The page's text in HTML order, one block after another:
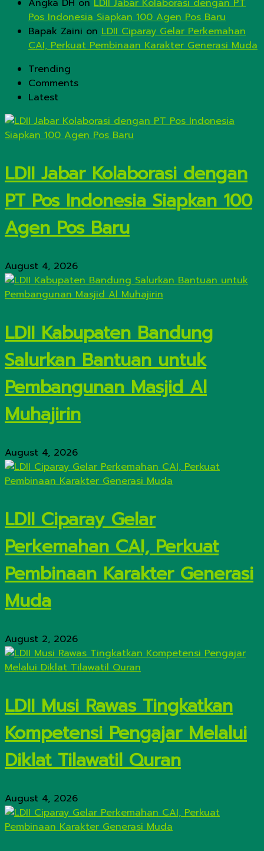
Angka DH on LDII Jabar Kolaborasi dengan PT
Pos Indonesia Siapkan 100 Agen Pos Baru
Bapak Zaini on LDII Ciparay Gelar Perkemahan
CAI, Perkuat Pembinaan Karakter Generasi Muda
Trending
Comments
Latest
LDII Jabar Kolaborasi dengan
PT Pos Indonesia Siapkan 100
Agen Pos Baru
August 4, 2026
LDII Kabupaten Bandung
Salurkan Bantuan untuk
Pembangunan Masjid Al
Muhajirin
August 4, 2026
LDII Ciparay Gelar
Perkemahan CAI, Perkuat
Pembinaan Karakter Generasi
Muda
August 2, 2026
LDII Musi Rawas Tingkatkan
Kompetensi Pengajar Melalui
Diklat Tilawatil Quran
August 4, 2026